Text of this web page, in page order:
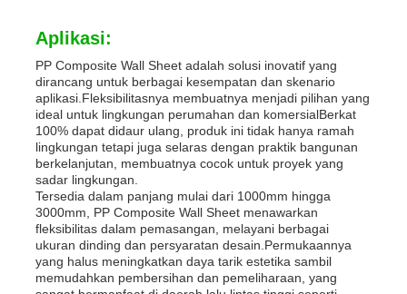
Aplikasi:
PP Composite Wall Sheet adalah solusi inovatif yang
dirancang untuk berbagai kesempatan dan skenario
aplikasi.Fleksibilitasnya membuatnya menjadi pilihan yang
ideal untuk lingkungan perumahan dan komersialBerkat
100% dapat didaur ulang, produk ini tidak hanya ramah
lingkungan tetapi juga selaras dengan praktik bangunan
berkelanjutan, membuatnya cocok untuk proyek yang
sadar lingkungan.
Tersedia dalam panjang mulai dari 1000mm hingga
3000mm, PP Composite Wall Sheet menawarkan
fleksibilitas dalam pemasangan, melayani berbagai
ukuran dinding dan persyaratan desain.Permukaannya
yang halus meningkatkan daya tarik estetika sambil
memudahkan pembersihan dan pemeliharaan, yang